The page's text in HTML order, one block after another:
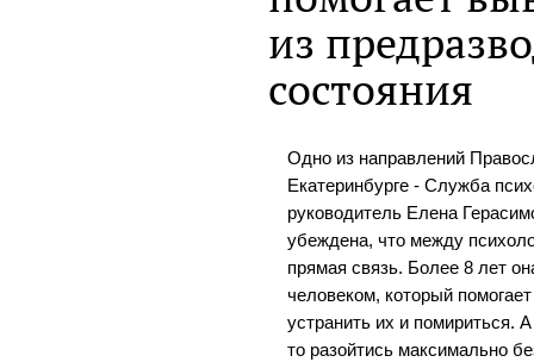
из
состояния
Одно из направлений
Екатеринбурге - Служба
руководитель Елена
убеждена, что между
прямая связь. Более 8 лет
человеком, который
устранить их и помириться.
то разойтись максимально